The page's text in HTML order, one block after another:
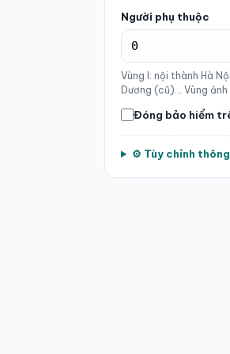
Người phụ thuộc
Vùng I: nội thành Hà
Dương (cũ)… Vùng
Đóng bảo hiểm
⚙ Tùy chỉnh